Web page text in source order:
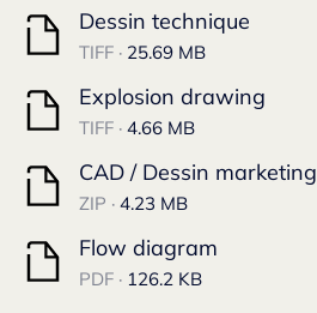
Dessin technique
TIFF · 25.69 MB
Explosion drawing
TIFF · 4.66 MB
CAD / Dessin marketing
ZIP · 4.23 MB
Flow diagram
PDF · 126.2 KB